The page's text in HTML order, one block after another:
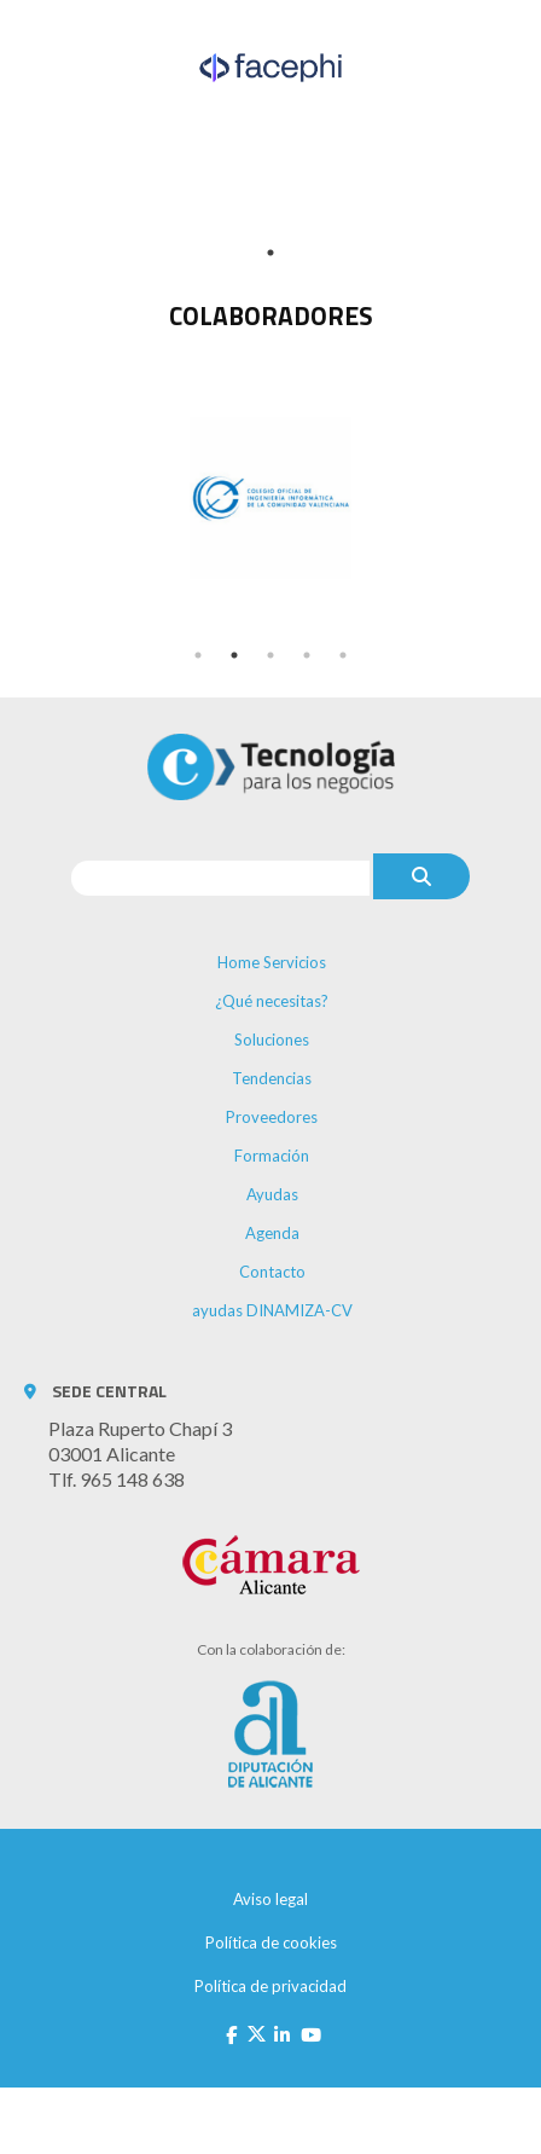
COLABORADORES
Home Servicios
¿Qué necesitas?
Soluciones
Tendencias
Proveedores
Formación
Ayudas
Agenda
Contacto
ayudas DINAMIZA-CV
SEDE CENTRAL
Plaza Ruperto Chapí 3
03001 Alicante
Tlf. 965 148 638
Con la colaboración de:
Aviso legal
Política de cookies
Política de privacidad